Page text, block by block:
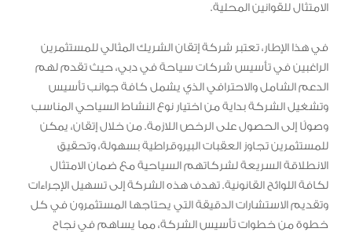
الامتثال للقوانين المحلية.
في هذا الإطار، تعتبر شركة إتقان الشريك المثالي للمستثمرين
الراغبين في تأسيس شركات سياحة في دبي، حيث تقدم لهم
الدعم الشامل والاحترافي الذي يشمل كافة جوانب تأسيس
وتشغيل الشركة بداية من اختيار نوع النشاط السياحي المناسب
وصولًا إلى الحصول على الرخص اللازمة. من خلال إتقان، يمكن
للمستثمرين تجاوز العقبات البيروقراطية بسهولة، وتحقيق
الانطلاقة السريعة لشركاتهم السياحية مع ضمان الامتثال
لكافة اللوائح القانونية. تهدف هذه الشركة إلى تسهيل الإجراءات
وتقديم الاستشارات الدقيقة التي يحتاجها المستثمرون في كل
خطوة من خطوات تأسيس الشركة، مما يساهم في نجاح